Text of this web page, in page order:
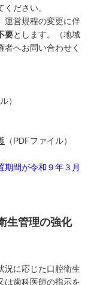
ださい。
運営規程の変更に伴
要とします。（地域
へお問い合わせく
）
（PDFファイル）
間が令和９年３月
生管理の強化
況に応じた口腔衛生
は歯科医師の指示を